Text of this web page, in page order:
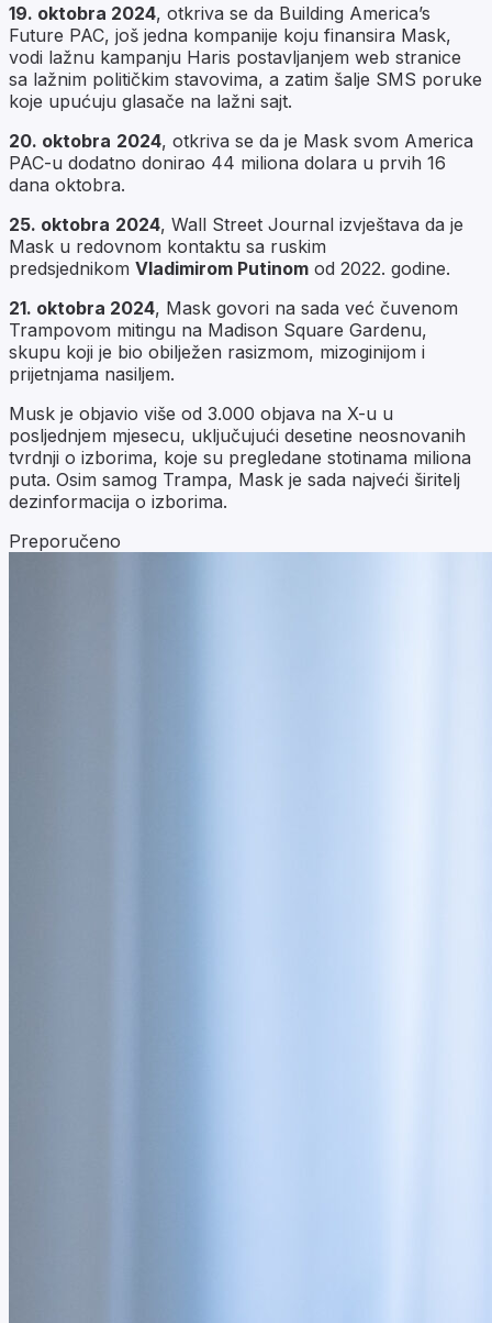
19. oktobra 2024, otkriva se da Building America’s
Future PAC, još jedna kompanije koju finansira Mask,
vodi lažnu kampanju Haris postavljanjem web stranice
sa lažnim političkim stavovima, a zatim šalje SMS poruke
koje upućuju glasače na lažni sajt.
20. oktobra 2024, otkriva se da je Mask svom America
PAC-u dodatno donirao 44 miliona dolara u prvih 16
dana oktobra.
25. oktobra 2024, Wall Street Journal izvještava da je
Mask u redovnom kontaktu sa ruskim
predsjednikom Vladimirom Putinom od 2022. godine.
21. oktobra 2024, Mask govori na sada već čuvenom
Trampovom mitingu na Madison Square Gardenu,
skupu koji je bio obilježen rasizmom, mizoginijom i
prijetnjama nasiljem.
Musk je objavio više od 3.000 objava na X-u u
posljednjem mjesecu, uključujući desetine neosnovanih
tvrdnji o izborima, koje su pregledane stotinama miliona
puta. Osim samog Trampa, Mask je sada najveći širitelj
dezinformacija o izborima.
Preporučeno